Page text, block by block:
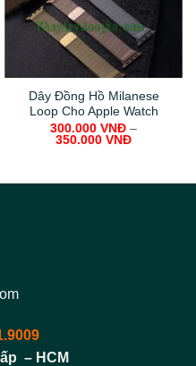
Dây Đồng Hồ Milanese
Loop Cho Apple Watch
300.000 VNĐ –
350.000 VNĐ
– HCM